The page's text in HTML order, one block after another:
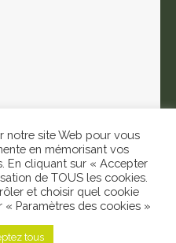
droits réservés |Mentions légales|
générales d'inscription et
notre site Web pour vous
en mémorisant vos
En cliquant sur « Accepter
de TOUS les cookies.
et choisir quel cookie
Paramètres des cookies »
tous